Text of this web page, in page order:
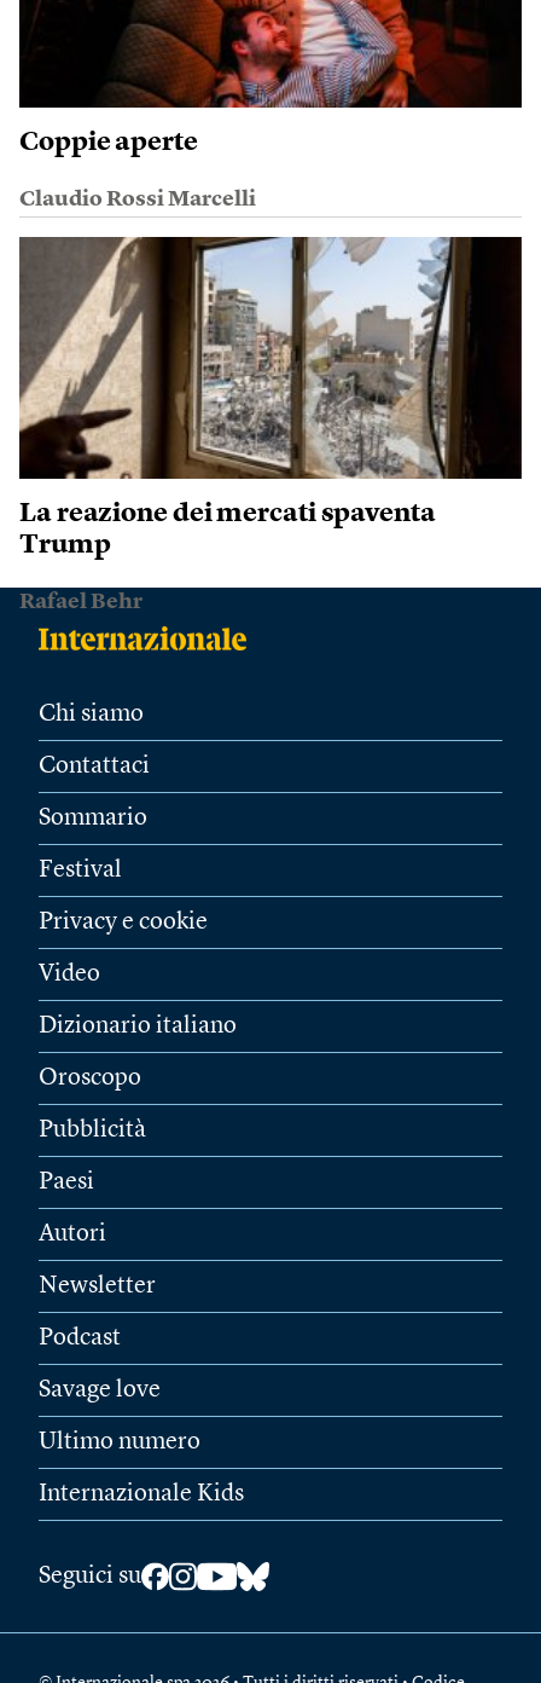
Coppie aperte
Claudio Rossi Marcelli
La reazione dei mercati spaventa
Trump
Rafael Behr
Chi siamo
Contattaci
Sommario
Festival
Privacy e cookie
Video
Dizionario italiano
Oroscopo
Pubblicità
Paesi
Autori
Newsletter
Podcast
Savage love
Ultimo numero
Internazionale Kids
Seguici su